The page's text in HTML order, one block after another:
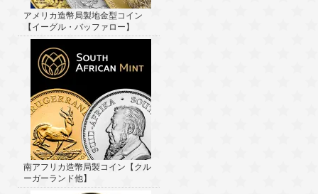
アメリカ造幣局製地金型コイン
【イーグル・バッファロー】
南アフリカ造幣局製コイン【クル
ーガーランド他】